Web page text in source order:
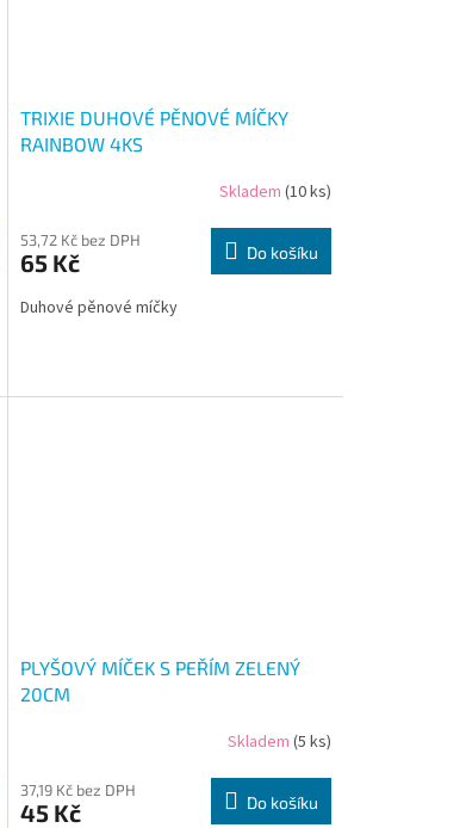
TRIXIE DUHOVÉ PĚNOVÉ MÍČKY
RAINBOW 4KS
Skladem (10 ks)
53,72 Kč bez DPH
65 Kč Do košíku
Duhové pěnové míčky
PLYŠOVÝ MÍČEK S PEŘÍM ZELENÝ
20CM
Skladem (5 ks)
37,19 Kč bez DPH
45 Kč Do košíku